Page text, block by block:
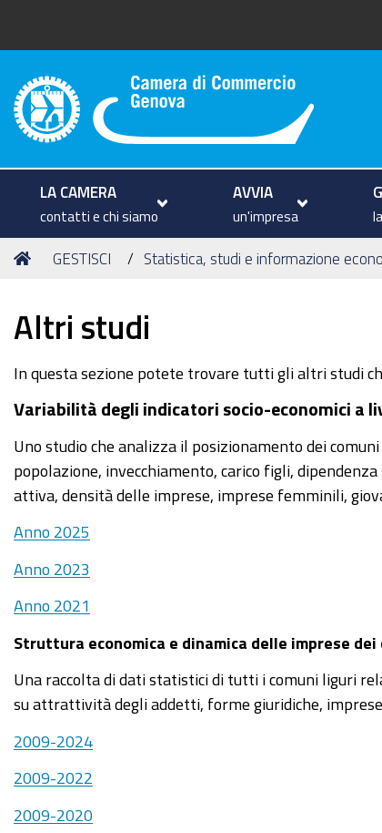
Camera di Commercio di
LA CAMERA
contatti e chi siamo
AVVIA
un'impresa
Tu
Home
GESTISCI Statistica, studi e informazione
Altri studi
In questa sezione potete trovare tutti gli altri studi
Variabilità degli indicatori socio-economici a
Uno studio che analizza il posizionamento dei
popolazione, invecchiamento, carico figli,
attiva, densità delle imprese, imprese femminili,
Anno 2025
Anno 2023
Anno 2021
Struttura economica e dinamica delle imprese dei
Una raccolta di dati statistici di tutti i comuni liguri
su attrattività degli addetti, forme giuridiche,
2009-2024
2009-2022
2009-2020